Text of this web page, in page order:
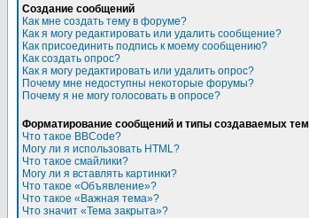
Создание сообщений
Как мне создать тему в форуме?
Как я могу редактировать или удалить сообщение?
Как присоединить подпись к моему сообщению?
Как создать опрос?
Как я могу редактировать или удалить опрос?
Почему мне недоступны некоторые форумы?
Почему я не могу голосовать в опросе?
Форматирование сообщений и типы создаваемых тем
Что такое BBCode?
Могу ли я использовать HTML?
Что такое смайлики?
Могу ли я вставлять картинки?
Что такое «Объявление»?
Что такое «Важная тема»?
Что значит «Тема закрыта»?